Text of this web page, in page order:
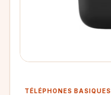
TÉLÉPHONES BASIQUES